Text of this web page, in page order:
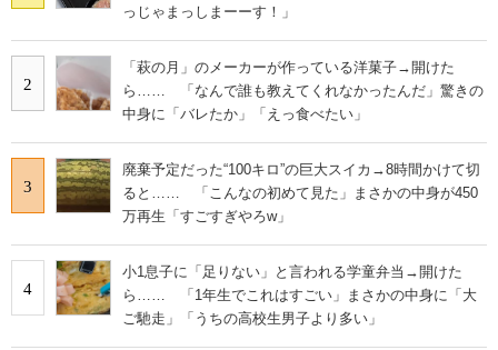
っじゃまっしまーーす！」
2
「萩の月」のメーカーが作っている洋菓子→開けた
ら…… 「なんで誰も教えてくれなかったんだ」驚きの
中身に「バレたか」「えっ食べたい」
3
廃棄予定だった“100キロ”の巨大スイカ→8時間かけて切
ると…… 「こんなの初めて見た」まさかの中身が450
万再生「すごすぎやろw」
4
小1息子に「足りない」と言われる学童弁当→開けた
ら…… 「1年生でこれはすごい」まさかの中身に「大
ご馳走」「うちの高校生男子より多い」